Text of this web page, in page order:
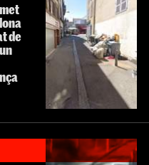
de